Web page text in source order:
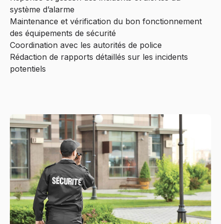
système d’alarme
Maintenance et vérification du bon fonctionnement
des équipements de sécurité
Coordination avec les autorités de police
Rédaction de rapports détaillés sur les incidents
potentiels